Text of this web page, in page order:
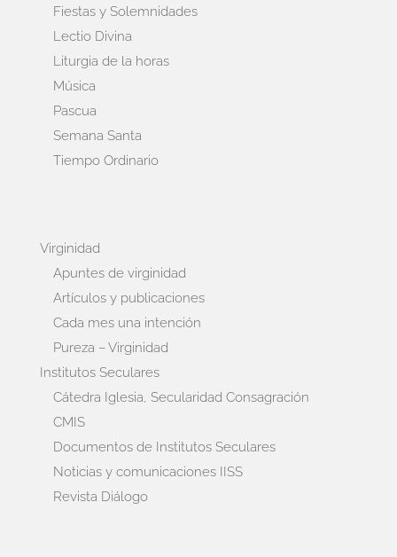
Fiestas y Solemnidades
Lectio Divina
Liturgia de la horas
Música
Pascua
Semana Santa
Tiempo Ordinario
Virginidad
Apuntes de virginidad
Artículos y publicaciones
Cada mes una intención
Pureza – Virginidad
Institutos Seculares
Cátedra Iglesia, Secularidad Consagración
CMIS
Documentos de Institutos Seculares
Noticias y comunicaciones IISS
Revista Diálogo